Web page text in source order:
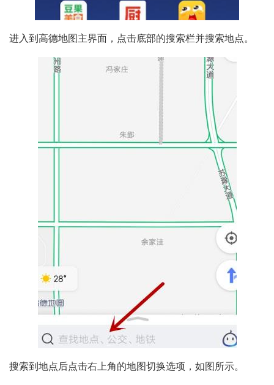
进入到高德地图主界面，点击底部的搜索栏并搜索地点。
搜索到地点后点击右上角的地图切换选项，如图所示。